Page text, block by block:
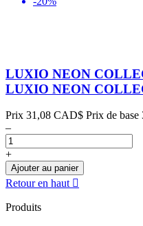
LUXIO NEON
LUXIO NEON
Prix 31,08 CAD$ Prix de base
–
+
Ajouter au panier
Retour en haut 
Produits